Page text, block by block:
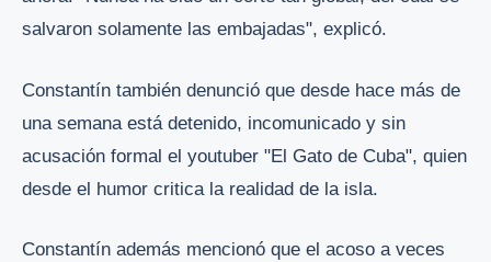
salvaron solamente las embajadas", explicó.
Constantín también denunció que desde hace más de
una semana está detenido, incomunicado y sin
acusación formal el youtuber "El Gato de Cuba", quien
desde el humor critica la realidad de la isla.
Constantín además mencionó que el acoso a veces